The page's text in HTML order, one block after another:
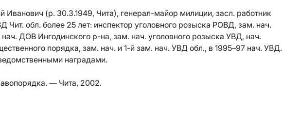
(р. 30.3.1949, Чита), генерал-майор милиции, засл. работник
обл. более 25 лет: инспектор уголовного розыска РОВД, зам. нач.
ДОВ Ингодинского р-на, зам. нач. уголовного розыска УВД, нач.
порядка, зам. нач. и 1-й зам. нач. УВД обл., в 1995–97 нач. УВД.
наградами.
— Чита, 2002.